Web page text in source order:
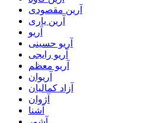
آرین مقصودی
آرین یاری
آریو
آریو حسینی
آریو رایجی
آریو معظم
آریوان
آزاد کمالیان
آژوان
آشنا